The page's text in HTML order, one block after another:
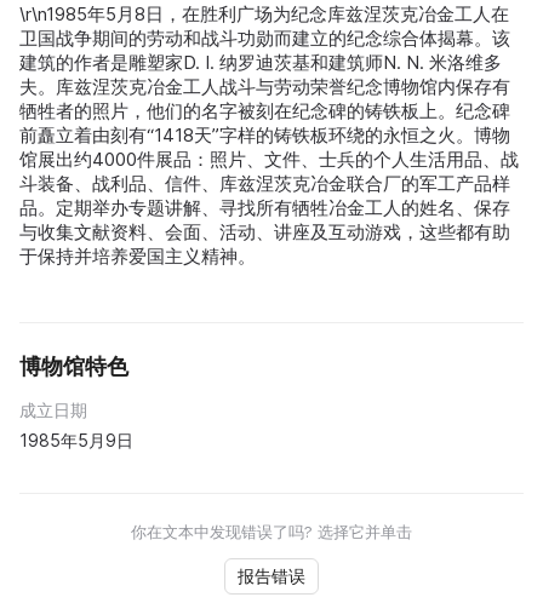
\r\n1985年5月8日，在胜利广场为纪念库兹涅茨克冶金工人在
卫国战争期间的劳动和战斗功勋而建立的纪念综合体揭幕。该
建筑的作者是雕塑家D. I. 纳罗迪茨基和建筑师N. N. 米洛维多
夫。库兹涅茨克冶金工人战斗与劳动荣誉纪念博物馆内保存有
牺牲者的照片，他们的名字被刻在纪念碑的铸铁板上。纪念碑
前矗立着由刻有“1418天”字样的铸铁板环绕的永恒之火。博物
馆展出约4000件展品：照片、文件、士兵的个人生活用品、战
斗装备、战利品、信件、库兹涅茨克冶金联合厂的军工产品样
品。定期举办专题讲解、寻找所有牺牲冶金工人的姓名、保存
与收集文献资料、会面、活动、讲座及互动游戏，这些都有助
于保持并培养爱国主义精神。
博物馆特色
成立日期
1985年5月9日
你在文本中发现错误了吗? 选择它并单击
报告错误